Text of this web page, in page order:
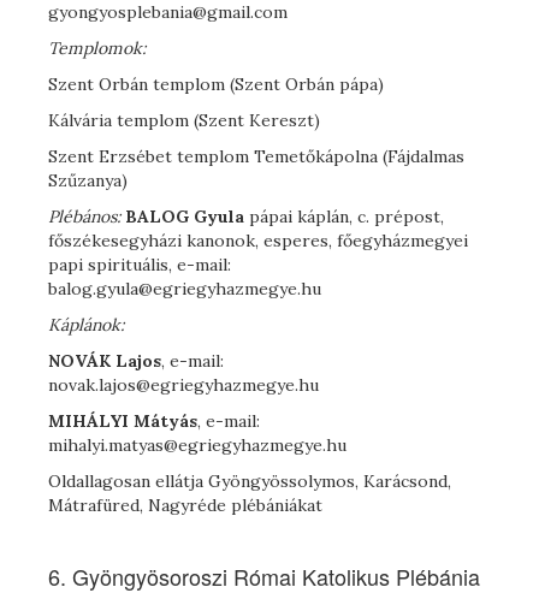
gyongyosplebania@gmail.com
Templomok:
Szent Orbán templom (Szent Orbán pápa)
Kálvária templom (Szent Kereszt)
Szent Erzsébet templom Temetőkápolna (Fájdalmas
Szűzanya)
Plébános: BALOG Gyula pápai káplán, c. prépost,
főszékesegyházi kanonok, esperes, főegyházmegyei
papi spirituális, e-mail:
balog.gyula@egriegyhazmegye.hu
Káplánok:
NOVÁK Lajos, e-mail:
novak.lajos@egriegyhazmegye.hu
MIHÁLYI Mátyás, e-mail:
mihalyi.matyas@egriegyhazmegye.hu
Oldallagosan ellátja Gyöngyössolymos, Karácsond,
Mátrafüred, Nagyréde plébániákat
6. Gyöngyösoroszi Római Katolikus Plébánia